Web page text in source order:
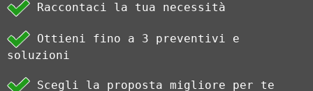
Raccontaci la tua necessità
Ottieni fino a 3 preventivi e
soluzioni
Scegli la proposta migliore per te